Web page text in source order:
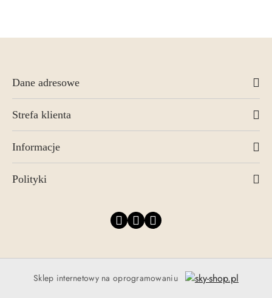
Dane adresowe
Strefa klienta
Informacje
Polityki
Sklep internetowy na oprogramowaniu